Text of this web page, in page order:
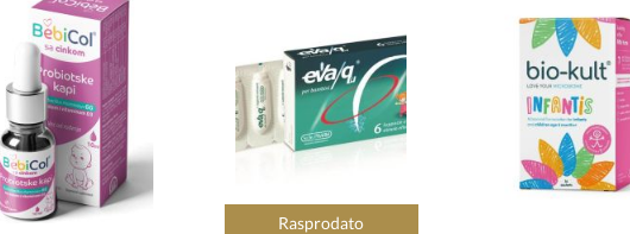
Rasprodato